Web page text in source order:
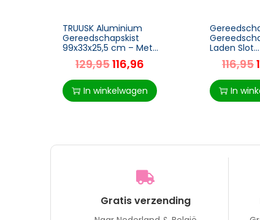
TRUUSK Aluminium
Gereedschapskist
99x33x25,5 cm – Met
Zijhandvatten, Slot en
Sleutels – Voor
Vrachtwagen en
Aanhanger –
129,95116,96
In winkelwagen
Laden Slot
Handvat
116,95
In
Gratis verzending